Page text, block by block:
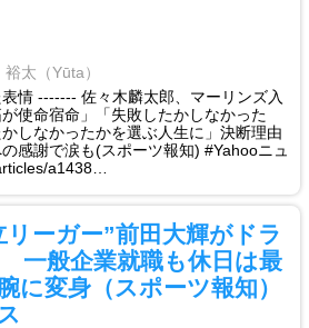
裕太（Yūta）
‐‐‐‐‐‐‐ 佐々木麟太郎、マーリンズ入
使命宿命」「失敗したかしなかった
しなかったかを選ぶ人生に」決断理由
感謝で涙も(スポーツ報知) #Yahooニュ
a1438…
ーガー”前田大輝がドラ
一般企業就職も休日は最
に変身（スポーツ報知）